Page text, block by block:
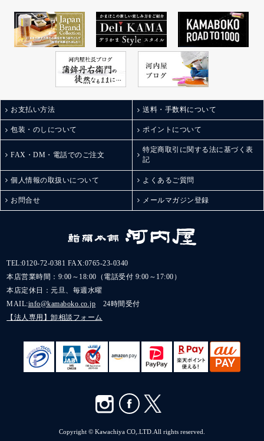
お支払い方法 送料・手数料について
包装・のしについて ポイントについて
FAX・DM・電話でのご注文
特定商取引に関する法に基づく表
記
個人情報の取扱いについて よくあるご質問
お問合せ メールマガジン登録
TEL:0120-72-0381 FAX:0765-23-0340
本店営業時間：9:00～18:00（電話受付 9:00～17:00）
本店定休日：元旦、毎週水曜
MAIL:info@kamaboko.co.jp 24時間受付
【法人専用】卸相談フォーム
Copyright © Kawachiya CO,.LTD.All rights reserved.